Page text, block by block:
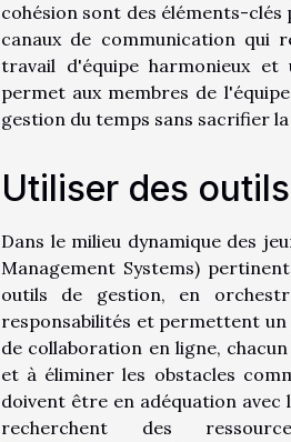
cohésion sont des éléments-
canaux de communication qui
travail d'équipe harmonieux et
permet aux membres de
gestion du temps sans sacrifier
Utiliser des
Dans le milieu dynamique des
Management Systems)
outils de gestion, en
responsabilités et permettent un
de collaboration en ligne,
et à éliminer les obstacles
doivent être en adéquation
recherchent des